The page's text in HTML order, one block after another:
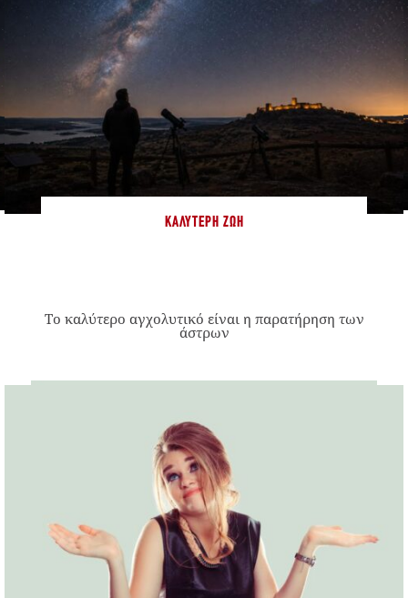
ΚΑΛΎΤΕΡΗ ΖΩΉ
Το καλύτερο αγχολυτικό είναι η παρατήρηση των
άστρων